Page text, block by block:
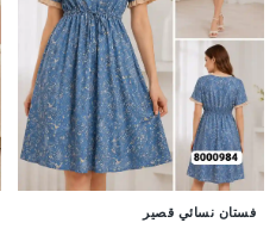
فستان نسائي قصير